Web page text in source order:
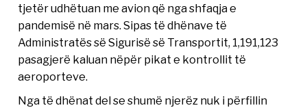
tjetër udhëtuan me avion që nga shfaqja e
pandemisë në mars. Sipas të dhënave të
Administratës së Sigurisë së Transportit, 1,191,123
pasagjerë kaluan nëpër pikat e kontrollit të
aeroporteve.
Nga të dhënat del se shumë njerëz nuk i përfillin